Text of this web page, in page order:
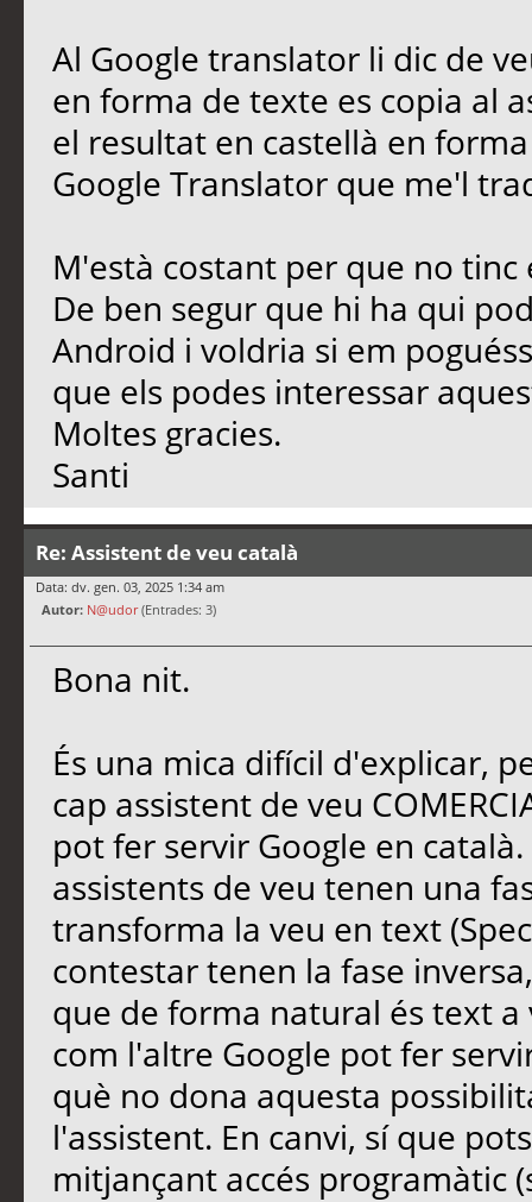
Al Google translator li dic de
en forma de texte es copia al
el resultat en castellà en
Google Translator que me'l
M'està costant per que no
De ben segur que hi ha qui
Android i voldria si em
que els podes interessar
Moltes gracies.
Santi
Re: Assistent de veu català
Data: dv. gen. 03, 2025 1:34 am
Autor: N@udor(Entrades: 3)
Bona nit.
És una mica difícil d'explicar,
cap assistent de veu
pot fer servir Google en
assistents de veu tenen una
transforma la veu en text
contestar tenen la fase
que de forma natural és text a
com l'altre Google pot fer
què no dona aquesta
l'assistent. En canvi, sí que
mitjançant accés programàtic